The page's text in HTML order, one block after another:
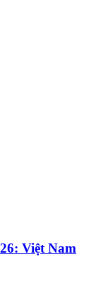
Việt Nam